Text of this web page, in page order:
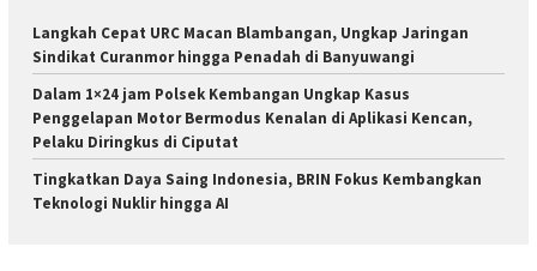
Langkah Cepat URC Macan Blambangan, Ungkap Jaringan
Sindikat Curanmor hingga Penadah di Banyuwangi
Dalam 1×24 jam Polsek Kembangan Ungkap Kasus
Penggelapan Motor Bermodus Kenalan di Aplikasi Kencan,
Pelaku Diringkus di Ciputat
Tingkatkan Daya Saing Indonesia, BRIN Fokus Kembangkan
Teknologi Nuklir hingga AI